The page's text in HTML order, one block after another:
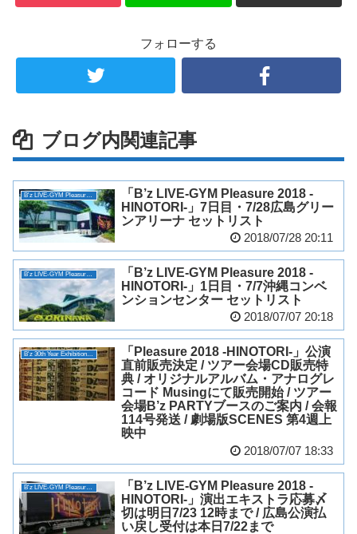
フォローする
ブログ内関連記事
B'z LIVE-GYM Pleasure 2018 -HINOTORI-
「B’z LIVE-GYM Pleasure 2018 -
HINOTORI-」7日目・7/28広島グリー
ンアリーナ セットリスト
2018/07/28 20:11
B'z LIVE-GYM Pleasure 2018 -HINOTORI-
「B’z LIVE-GYM Pleasure 2018 -
HINOTORI-」1日目・7/7沖縄コンベ
ンションセンター セットリスト
2018/07/07 20:18
「Pleasure 2018 -HINOTORI-」公演
直前販売決定 / ツアー会場CD販売特
典 / オリジナルアルバム・アナログレ
コード Musingにて販売開始 / ツアー
会場B’z PARTYブースのご案内 / 会報
114号発送 / 劇場版SCENES 第4週上
映中
2018/07/07 18:33
B'z LIVE-GYM Pleasure 2018 -HINOTORI-
「B’z LIVE-GYM Pleasure 2018 -
HINOTORI-」演出エキストラ応募〆
切は明日7/23 12時まで / 広島公演払
い戻し受付は本日7/22まで